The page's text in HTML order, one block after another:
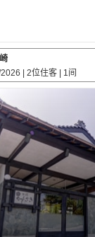
2位住客 1间